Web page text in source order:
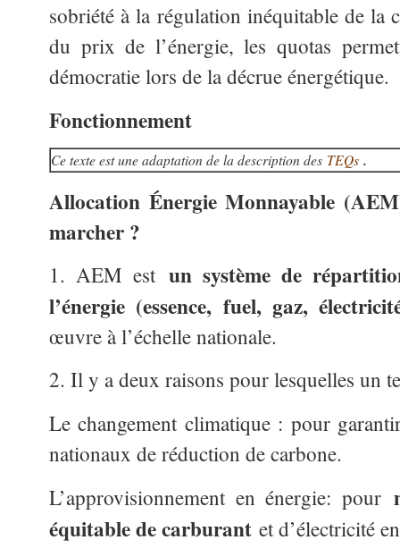
sobriété à la régulation inéquitable de la
du prix de l’énergie, les quotas
démocratie lors de la décrue énergétique.
Fonctionnement
Ce texte est une adaptation de la description des TEQs .
Allocation Énergie Monnayable
marcher ?
1. AEM est un système de
l’énergie (essence, fuel, gaz,
œuvre à l’échelle nationale.
2. Il y a deux raisons pour lesquelles un
Le changement climatique : pour
nationaux de réduction de carbone.
L’approvisionnement en énergie: pour
équitable de carburant et d’électricité